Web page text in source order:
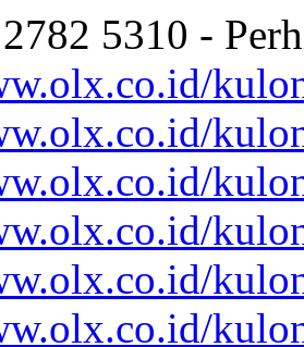
5310 -